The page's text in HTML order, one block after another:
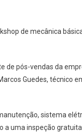
de mecânica
pós-vendas da
Guedes, técnico
sistema
uma inspeção